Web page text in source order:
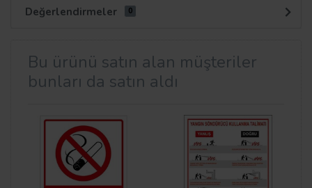
Değerlendirmeler 0
Bu ürünü satın alan müşteriler
bunları da satın aldı